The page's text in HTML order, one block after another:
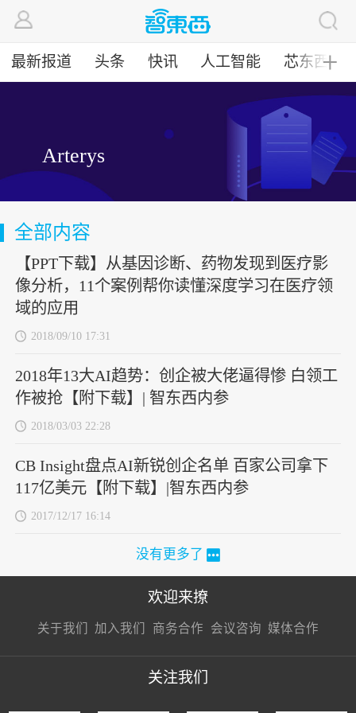
最新报道 头条 快讯 人工智能 芯东西╋
Arterys
全部内容
【PPT下载】从基因诊断、药物发现到医疗影
像分析，11个案例帮你读懂深度学习在医疗领
域的应用
2018/09/10 17:31
2018年13大AI趋势：创企被大佬逼得惨 白领工
作被抢【附下载】| 智东西内参
2018/03/03 22:28
CB Insight盘点AI新锐创企名单 百家公司拿下
117亿美元【附下载】|智东西内参
2017/12/17 16:14
没有更多了
欢迎来撩
关于我们 加入我们
接扔简历
商务合作
接开聊
会议咨询 媒体合作
接开聊
关注我们